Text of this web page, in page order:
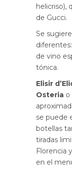
helicriso),
de Gucci.
Se
de vino
tónica.
Elisir
Osteria o
se puede
botellas
tiradas
Florencia
en el